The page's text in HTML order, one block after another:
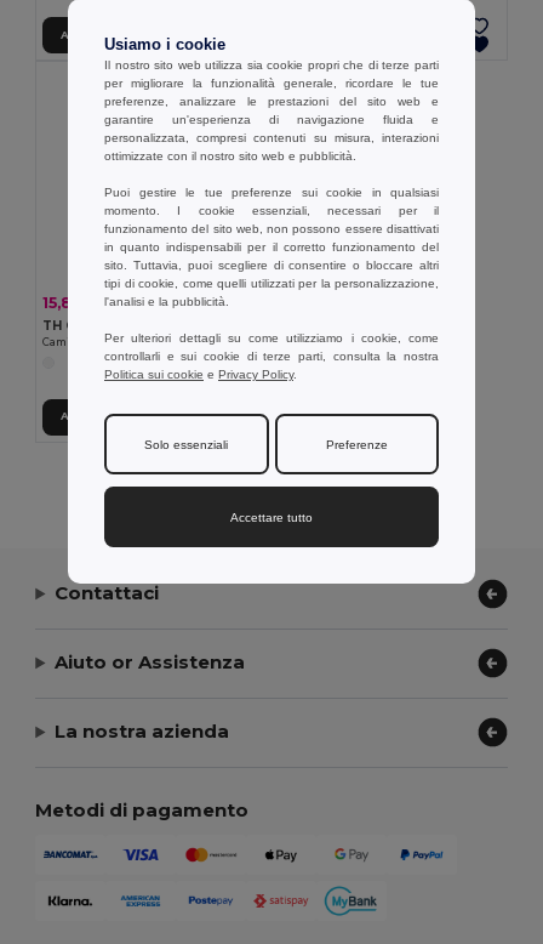
Aggiungi al carrello
15,87 € 22,76 € -30%
TH Clothes 30200
Camicia oxford da uomo a maniche corte. Colore bianco
Aggiungi al carrello
Visualizzazione Di Tutti I Prodotti.
Contattaci
Aiuto or Assistenza
La nostra azienda
Metodi di pagamento
Usiamo i cookie
Il nostro sito web utilizza sia cookie propri che di terze parti
per migliorare la funzionalità generale, ricordare le tue
preferenze, analizzare le prestazioni del sito web e
garantire un'esperienza di navigazione fluida e
personalizzata, compresi contenuti su misura, interazioni
ottimizzate con il nostro sito web e pubblicità.
Puoi gestire le tue preferenze sui cookie in qualsiasi
momento. I cookie essenziali, necessari per il
funzionamento del sito web, non possono essere disattivati
in quanto indispensabili per il corretto funzionamento del
sito. Tuttavia, puoi scegliere di consentire o bloccare altri
tipi di cookie, come quelli utilizzati per la personalizzazione,
l'analisi e la pubblicità.
Per ulteriori dettagli su come utilizziamo i cookie, come
controllarli e sui cookie di terze parti, consulta la nostra
Politica sui cookie e Privacy Policy.
Solo essenziali Preferenze
Accettare tutto